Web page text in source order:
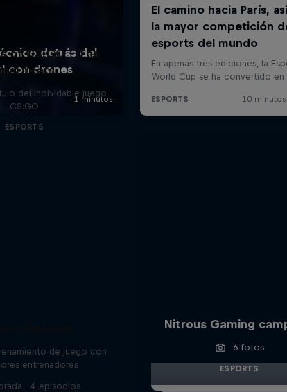
of CS:GO - The
Years
del inolvidable juego
CS:GO
ESPORTS
Nitrous Gaming
6 fotos
ESPORTS
de juego con
entrenadores
· 4 episodios